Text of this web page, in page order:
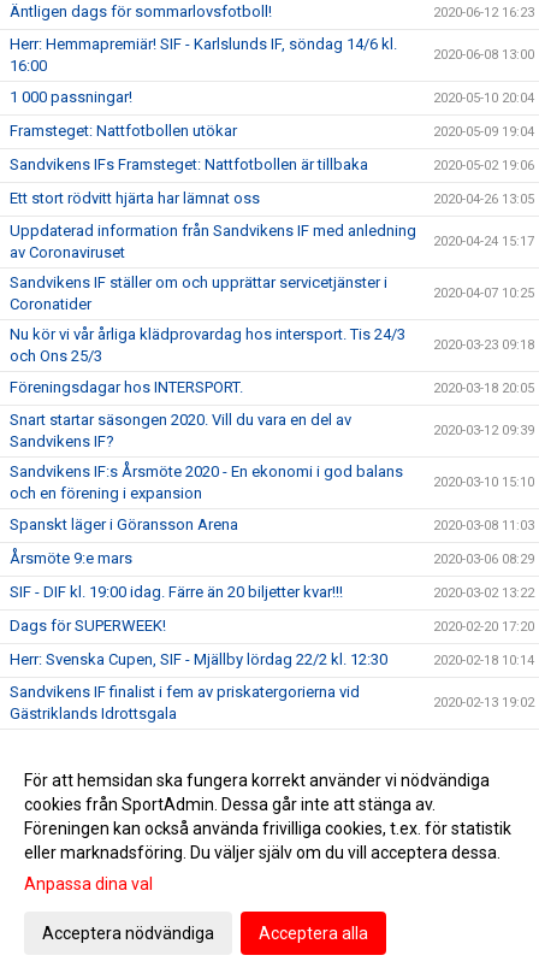
Äntligen dags för sommarlovsfotboll! 2020-06-12 16:23
Herr: Hemmapremiär! SIF - Karlslunds IF, söndag 14/6 kl.
16:00
2020-06-08 13:00
1 000 passningar! 2020-05-10 20:04
Framsteget: Nattfotbollen utökar 2020-05-09 19:04
Sandvikens IFs Framsteget: Nattfotbollen är tillbaka 2020-05-02 19:06
Ett stort rödvitt hjärta har lämnat oss 2020-04-26 13:05
Uppdaterad information från Sandvikens IF med anledning
av Coronaviruset
2020-04-24 15:17
Sandvikens IF ställer om och upprättar servicetjänster i
Coronatider
2020-04-07 10:25
Nu kör vi vår årliga klädprovardag hos intersport. Tis 24/3
och Ons 25/3
2020-03-23 09:18
Föreningsdagar hos INTERSPORT. 2020-03-18 20:05
Snart startar säsongen 2020. Vill du vara en del av
Sandvikens IF?
2020-03-12 09:39
Sandvikens IF:s Årsmöte 2020 - En ekonomi i god balans
och en förening i expansion
2020-03-10 15:10
Spanskt läger i Göransson Arena 2020-03-08 11:03
Årsmöte 9:e mars 2020-03-06 08:29
SIF - DIF kl. 19:00 idag. Färre än 20 biljetter kvar!!! 2020-03-02 13:22
Dags för SUPERWEEK! 2020-02-20 17:20
Herr: Svenska Cupen, SIF - Mjällby lördag 22/2 kl. 12:30 2020-02-18 10:14
Sandvikens IF finalist i fem av priskatergorierna vid
Gästriklands Idrottsgala
2020-02-13 19:02
Välkomna på Sandvikens IF:s årsmöte 9 mars 2020-02-12 11:54
Säsongskort 2020 Dam och Herr är nu tillgängliga. 2020-02-12 11:03
Håkan Larsson ansluter till Sandvikens IF – Framsteget. 2020-02-04 11:20
Ungdomsakademin belönas för sitt hårda arbete!
Spelschema för dam och herr är släppt!
Göransson Cup!
För att hemsidan ska fungera korrekt använder vi nödvändiga
cookies från SportAdmin. Dessa går inte att stänga av.
Föreningen kan också använda frivilliga cookies, t.ex. för statistik
eller marknadsföring. Du väljer själv om du vill acceptera dessa.
Anpassa dina val
Acceptera nödvändiga Acceptera alla